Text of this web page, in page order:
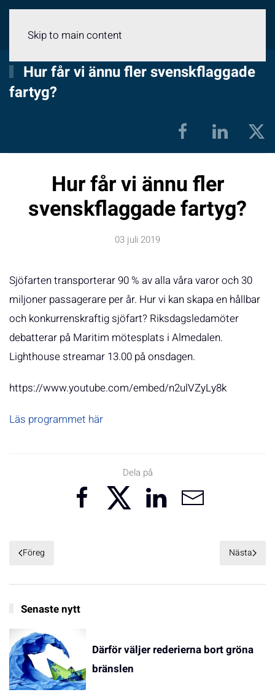
Skip to main content
Hur får vi ännu fler svenskflaggade
fartyg?
Hur får vi ännu fler
svenskflaggade fartyg?
03 juli 2019
Sjöfarten transporterar 90 % av alla våra varor och 30
miljoner passagerare per år. Hur vi kan skapa en hållbar
och konkurrenskraftig sjöfart? Riksdagsledamöter
debatterar på Maritim mötesplats i Almedalen.
Lighthouse streamar 13.00 på onsdagen.
https://www.youtube.com/embed/n2ulVZyLy8k
Läs programmet här
Dela på
Föreg Nästa
Senaste nytt
Därför väljer rederierna bort gröna
bränslen